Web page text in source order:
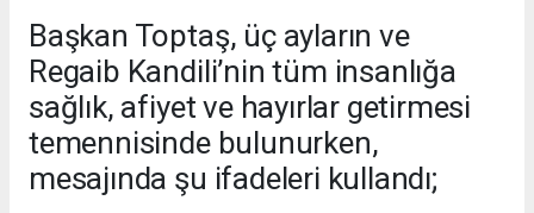
Başkan Toptaş, üç ayların ve
Regaib Kandili’nin tüm insanlığa
sağlık, afiyet ve hayırlar getirmesi
temennisinde bulunurken,
mesajında şu ifadeleri kullandı;